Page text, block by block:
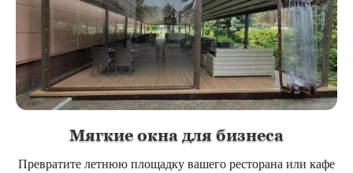
Мягкие окна для бизнеса
Превратите летнюю площадку вашего ресторана или кафе